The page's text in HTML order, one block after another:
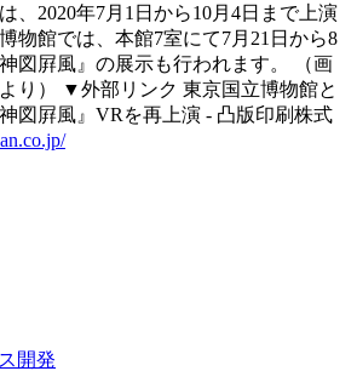
、2020年7月1日から10月4日まで上演
物館では、本館7室にて7月21日から8
図屛風』の展示も行われます。 （画
り） ▼外部リンク 東京国立博物館と
図屛風』VRを再上演 - 凸版印刷株式
開発